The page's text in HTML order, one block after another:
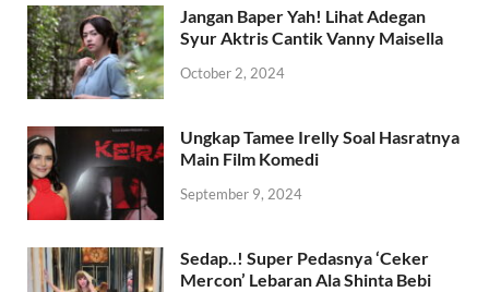
Jangan Baper Yah! Lihat Adegan
Syur Aktris Cantik Vanny Maisella
October 2, 2024
Ungkap Tamee Irelly Soal Hasratnya
Main Film Komedi
September 9, 2024
Sedap..! Super Pedasnya ‘Ceker
Mercon’ Lebaran Ala Shinta Bebi